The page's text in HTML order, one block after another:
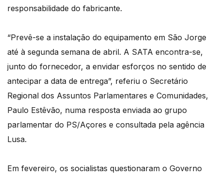
responsabilidade do fabricante.
“Prevê-se a instalação do equipamento em São Jorge
até à segunda semana de abril. A SATA encontra-se,
junto do fornecedor, a envidar esforços no sentido de
antecipar a data de entrega”, referiu o Secretário
Regional dos Assuntos Parlamentares e Comunidades,
Paulo Estêvão, numa resposta enviada ao grupo
parlamentar do PS/Açores e consultada pela agência
Lusa.
Em fevereiro, os socialistas questionaram o Governo